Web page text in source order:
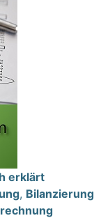
erklärt
, Bilanzierung